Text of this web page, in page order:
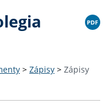
> Zápisy > Zápisy